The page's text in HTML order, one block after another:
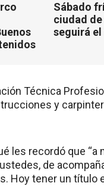
Sábado
ciudad
seguirá el
Técnica
y
les recordó que
de
Hoy tener un título